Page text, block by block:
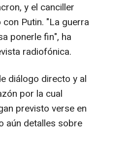
y el canciller
Putin. "La guerra
ponerle fin", ha
radiofónica.
diálogo directo y al
por la cual
previsto verse en
aún detalles sobre